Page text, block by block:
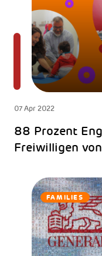
07 Apr 2022
88 Prozent
Freiwilligen
FAMILIES